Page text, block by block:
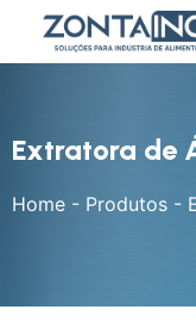
Extratora de
Home - Produtos -